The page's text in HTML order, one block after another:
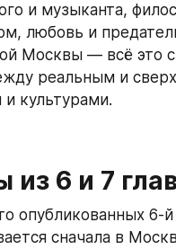
и музыканта,
любовь и
Москвы — всё это
реальным и
культурами.
из 6 и 7
опубликованных 6-
сначала в